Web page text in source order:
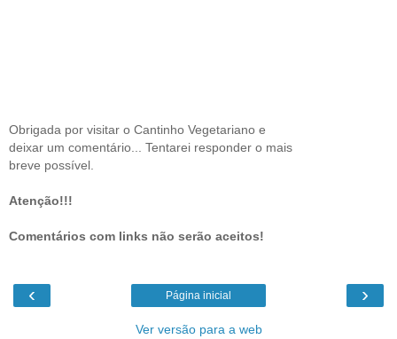
Obrigada por visitar o Cantinho Vegetariano e
deixar um comentário... Tentarei responder o mais
breve possível.
Atenção!!!
Comentários com links não serão aceitos!
‹ ›
Página inicial
Ver versão para a web